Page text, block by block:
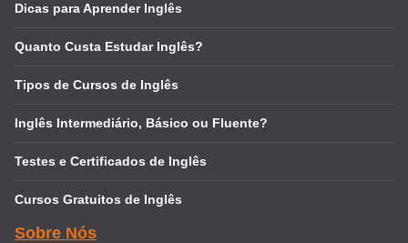
Dicas para Aprender Inglês
Quanto Custa Estudar Inglês?
Tipos de Cursos de Inglês
Inglês Intermediário, Básico ou Fluente?
Testes e Certificados de Inglês
Cursos Gratuitos de Inglês
Sobre Nós